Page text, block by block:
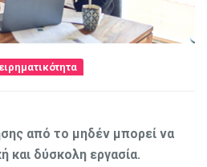
από το μηδέν μπορεί να
και δύσκολη εργασία.